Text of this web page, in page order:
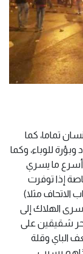
تماما، كما
للوباء، وكما
أسرع ما يسري
إذا توفرت
الاتحاف مثلا)
الهلاك إلى
شقيقين على
الباي وقلة